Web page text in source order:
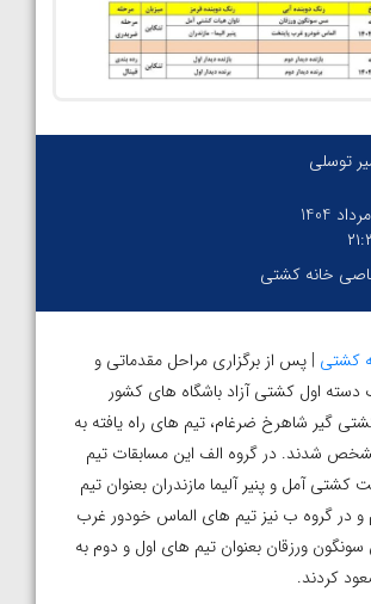
توسلی
خانه کشتی
کشتی | پس از برگزاری مراحل مقدماتی و
دسته اول کشتی آزاد باشگاه های کشور
گیر شاهرخ ضرغام، تیم های راه یافته به
شدند. در گروه الف این مسابقات تیم
کشتی آمل و پنیر آلیما مازندران بعنوان تیم
و در گروه ب نیز تیم های الماس خودور غرب
ورزقان بعنوان تیم های اول و دوم به
کردند.